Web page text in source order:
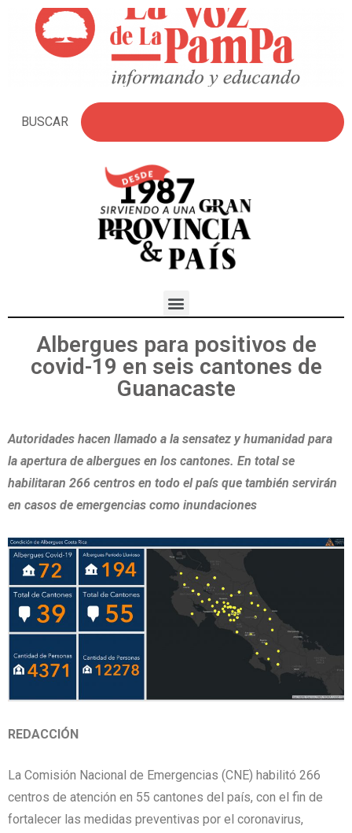
BUSCAR
Albergues para positivos de
covid-19 en seis cantones de
Guanacaste
Autoridades hacen llamado a la sensatez y humanidad para
la apertura de albergues en los cantones. En total se
habilitaran 266 centros en todo el país que también servirán
en casos de emergencias como inundaciones
REDACCIÓN
La Comisión Nacional de Emergencias (CNE) habilitó 266
centros de atención en 55 cantones del país, con el fin de
fortalecer las medidas preventivas por el coronavirus,